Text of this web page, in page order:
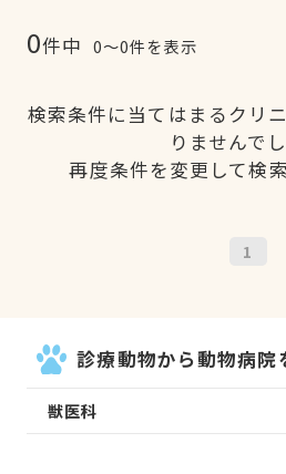
0件中 0〜0件を表示
検索条件に当てはまるクリ
りませんでし
再度条件を変更して検
1
診療動物から動物病院
獣医科